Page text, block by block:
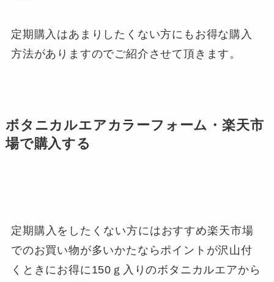
定期購入はあまりしたくない方にもお得な購入
方法がありますのでご紹介させて頂きます。
ボタニカルエアカラーフォーム・楽天市
場で購入する
定期購入をしたくない方にはおすすめ楽天市場
でのお買い物が多いかたならポイントが沢山付
くときにお得に150ｇ入りのボタニカルエアから